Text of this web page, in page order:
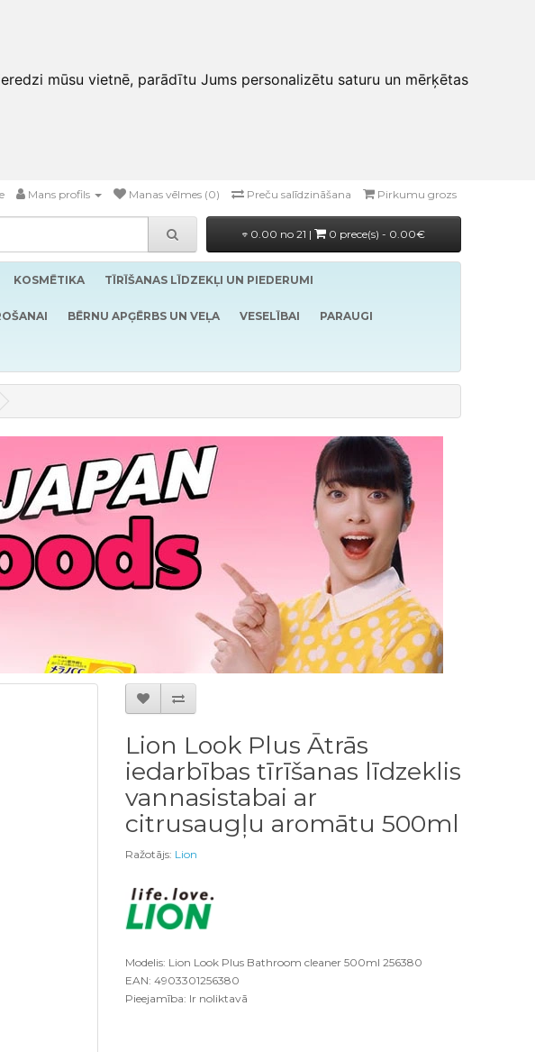
mūsu vietnē, parādītu Jums personalizētu saturu un mērķētas
Mans profils Manas vēlmes (0) Preču salīdzināšana Pirkumu grozs
0.00 no 21 | 0 prece(s) - 0.00€
KOSMĒTIKA TĪRĪŠANAS LĪDZEKĻI UN PIEDERUMI
BĒRNU APĢĒRBS UN VEĻA VESELĪBAI PARAUGI
Lion Look Plus Ātrās
iedarbības tīrīšanas līdzeklis
vannasistabai ar
citrusaugļu aromātu 500ml
Ražotājs: Lion
Modelis: Lion Look Plus Bathroom cleaner 500ml 256380
EAN: 4903301256380
Pieejamība: Ir noliktavā